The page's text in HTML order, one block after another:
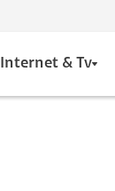
Internet & Tv